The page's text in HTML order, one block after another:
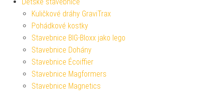
Kuličkové dráhy GraviTrax
Pohádkové kostky
Stavebnice BIG-Bloxx jako lego
Stavebnice Dohány
Stavebnice Écoiffier
Stavebnice Magformers
Stavebnice Magnetics